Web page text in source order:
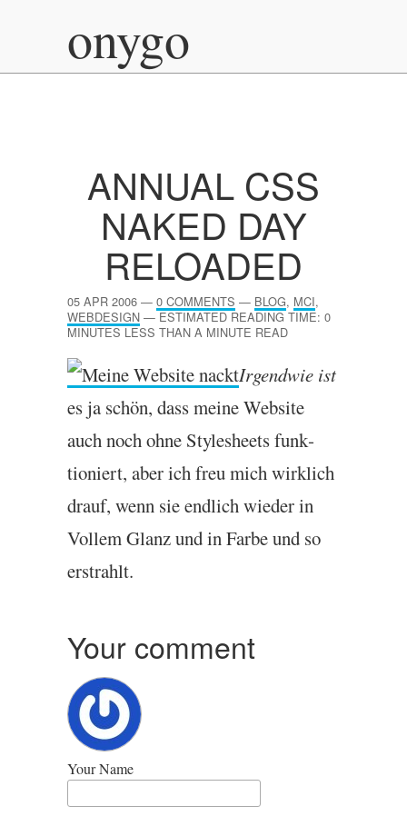
onygo
ANNUAL CSS
NAKED DAY
RELOADED
05 APR 2006 — 0 COMMENTS — BLOG, MCI,
WEBDESIGN —ESTIMATED READING TIME: 0
MINUTES LESS THAN A MINUTE READ
Irgend­wie ist
es ja schön, dass meine Web­site
auch noch ohne Stylesheets funk­
tioniert, aber ich freu mich wirk­lich
drauf, wenn sie end­lich wieder in
Vollem Glanz und in Farbe und so
erstrahlt.
Your comment
Your Name